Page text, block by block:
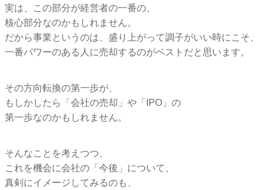
実は、この部分が経営者の一番の、
核心部分なのかもしれません。
だから事業というのは、盛り上がって調子がいい時にこそ、
一番パワーのある人に売却するのがベストだと思います。
その方向転換の第一歩が、
もしかしたら「会社の売却」や「IPO」の
第一歩なのかもしれません。
そんなことを考えつつ、
これを機会に会社の「今後」について、
真剣にイメージしてみるのも、